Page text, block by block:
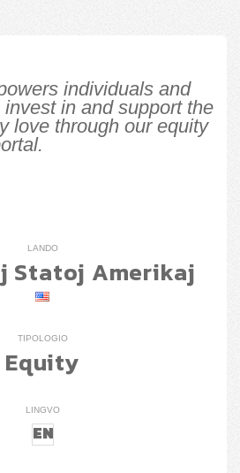
individuals and
in and support the
love through our equity
LANDO
Statoj Amerikaj
TIPOLOGIO
Equity
LINGVO
EN